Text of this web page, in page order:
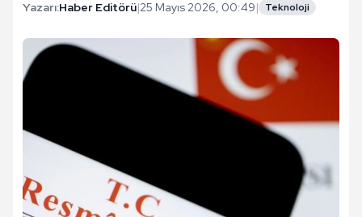
Yazarı:Haber Editörü|25 Mayıs 2026, 00:49| Teknoloji